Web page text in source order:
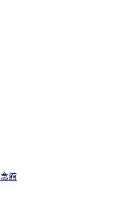
館